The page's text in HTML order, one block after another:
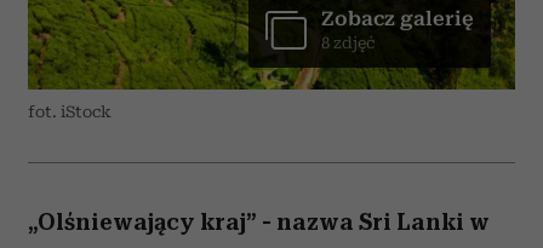
fot. iStock
Zobacz galerię
8 zdjęć
„Olśniewający kraj” - nazwa Sri Lanki w